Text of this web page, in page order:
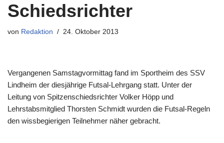
Schiedsrichter
von Redaktion 24. Oktober 2013
Vergangenen Samstagvormittag fand im Sportheim des SSV
Lindheim der diesjährige Futsal-Lehrgang statt. Unter der
Leitung von Spitzenschiedsrichter Volker Höpp und
Lehrstabsmitglied Thorsten Schmidt wurden die Futsal-Regeln
den wissbegierigen Teilnehmer näher gebracht.